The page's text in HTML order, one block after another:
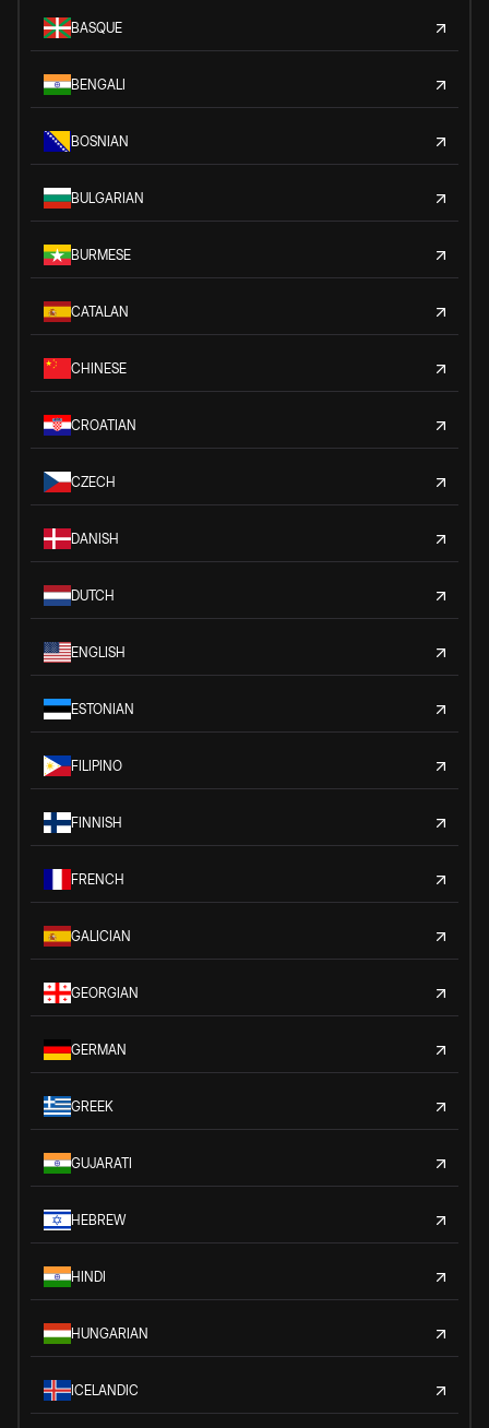
BASQUE
BENGALI
BOSNIAN
BULGARIAN
BURMESE
CATALAN
CHINESE
CROATIAN
CZECH
DANISH
DUTCH
ENGLISH
ESTONIAN
FILIPINO
FINNISH
FRENCH
GALICIAN
GEORGIAN
GERMAN
GREEK
GUJARATI
HEBREW
HINDI
HUNGARIAN
ICELANDIC